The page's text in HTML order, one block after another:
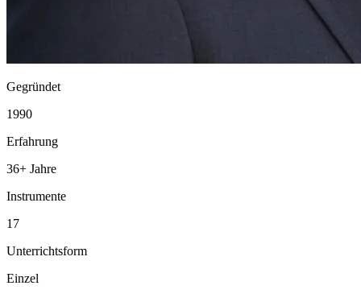
Gegründet
1990
Erfahrung
36+ Jahre
Instrumente
17
Unterrichtsform
Einzel